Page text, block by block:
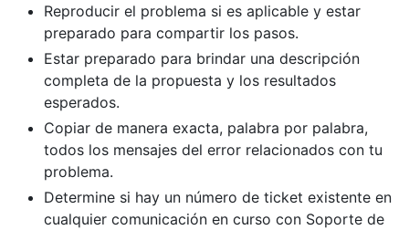
Reproducir el problema si es aplicable y estar
preparado para compartir los pasos.
Estar preparado para brindar una descripción
completa de la propuesta y los resultados
esperados.
Copiar de manera exacta, palabra por palabra,
todos los mensajes del error relacionados con tu
problema.
Determine si hay un número de ticket existente en
cualquier comunicación en curso con Soporte de